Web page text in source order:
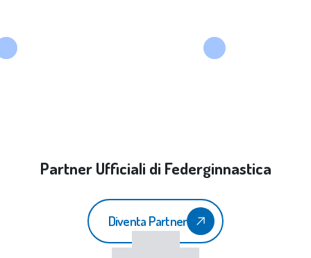
Partner Ufficiali di Federginnastica
Diventa Partner